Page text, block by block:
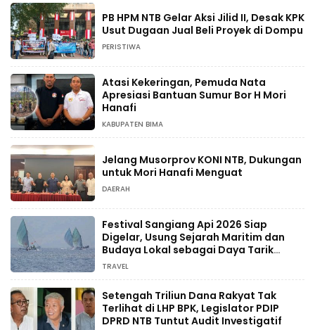
PB HPM NTB Gelar Aksi Jilid II, Desak KPK
Usut Dugaan Jual Beli Proyek di Dompu
PERISTIWA
Atasi Kekeringan, Pemuda Nata
Apresiasi Bantuan Sumur Bor H Mori
Hanafi
KABUPATEN BIMA
Jelang Musorprov KONI NTB, Dukungan
untuk Mori Hanafi Menguat
DAERAH
Festival Sangiang Api 2026 Siap
Digelar, Usung Sejarah Maritim dan
Budaya Lokal sebagai Daya Tarik
Wisata
TRAVEL
Setengah Triliun Dana Rakyat Tak
Terlihat di LHP BPK, Legislator PDIP
DPRD NTB Tuntut Audit Investigatif